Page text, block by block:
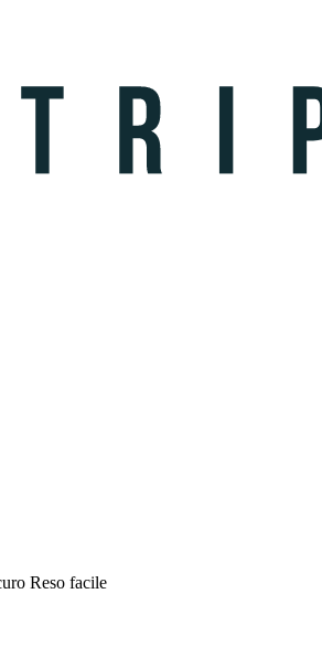
Reso facile